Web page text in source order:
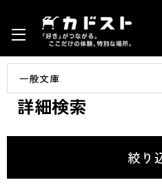
詳細検索
絞り